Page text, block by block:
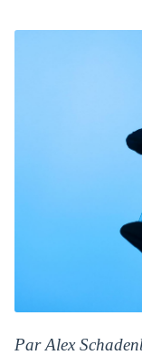
Par Alex